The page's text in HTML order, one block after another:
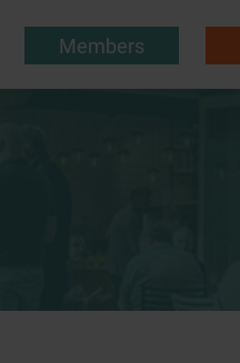
Members